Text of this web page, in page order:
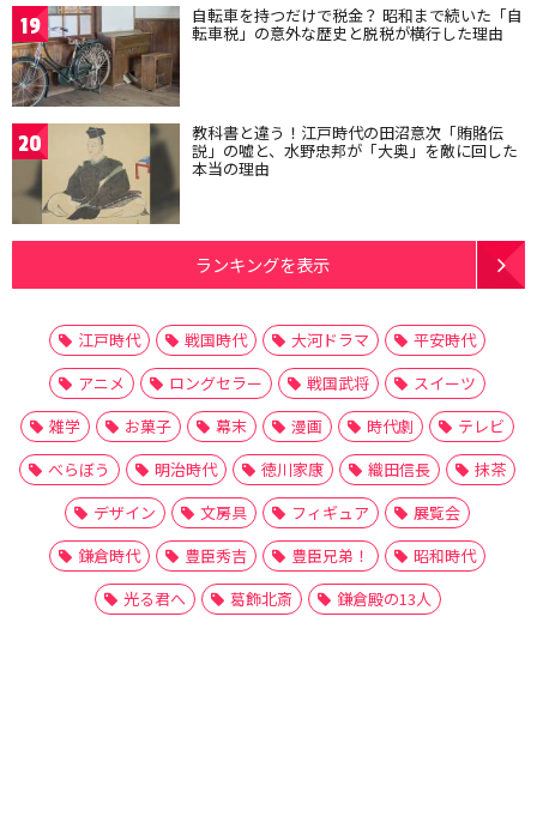
19 自転車を持つだけで税金？ 昭和まで続いた「自
転車税」の意外な歴史と脱税が横行した理由
20 教科書と違う！江戸時代の田沼意次「賄賂伝
説」の嘘と、水野忠邦が「大奥」を敵に回した
本当の理由
ランキングを表示
江戸時代 戦国時代 大河ドラマ
平安時代
アニメ
ロングセラー 戦国武将
スイーツ
雑学
お菓子 幕末 漫画 時代劇
テレビ
べらぼう
明治時代 徳川家康 織田信長
抹茶
デザイン
文房具 フィギュア
展覧会
鎌倉時代
豊臣秀吉 豊臣兄弟！
昭和時代
光る君へ
葛飾北斎 鎌倉殿の13人